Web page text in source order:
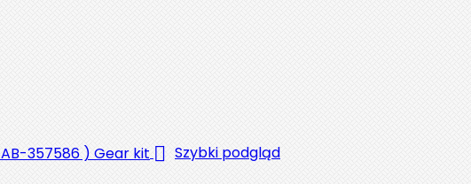
 Szybki podgląd